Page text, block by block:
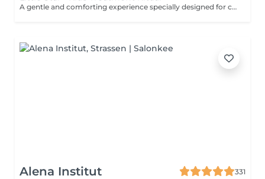
A gentle and comforting experience specially designed for children, introducing them to the pleasure of self-care in a safe and caring environment. You can choose the duration (60 or 90 minutes), and we create a personalised ritual adapted to their age, preferences and sensitivity. The experience may include a mini facial, a relaxing massage, a mini manicure or pedicure, with the option of nail polish application. Each session is designed as a playful and soothing moment, allowing children to discover well-being in a gentle way. The perfect introduction to self-care, respecting their pace and individual needs.
Alena Institut
331